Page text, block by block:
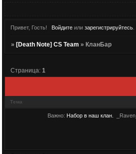
Привет, Гость! Войдитеили зарегистрируйтесь.
» [Death Note] CS Team » КланБар
Страница:1
Тема
Важно: Набор в наш клан. _Raven_